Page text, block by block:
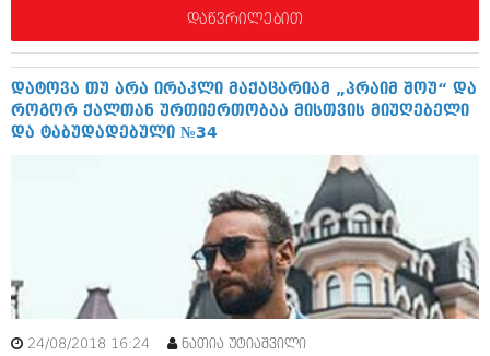
კალეიდოსკოპი
ჰოროსკოპი და შეუცნობელი
შოუბიზნესი
დაიჯესტი
ჰოროსკოპი და შეუცნობელი
კრიმინალი
რომანი და დეტექტივი
ქალი და მამაკაცი
ისტორია
დაწვრილებით
დატოვა თუ არა ირაკლი მაქაცარიამ „პრაიმ შოუ“ და
როგორ ქალთან ურთიერთობაა მისთვის მიუღებელი
და ტაბუდადებული №34
24/08/2018 16:24 ნათია უტიაშვილი